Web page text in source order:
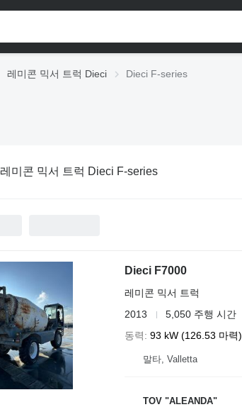
레미콘 믹서 트럭 Dieci Dieci F-series
레미콘 믹서 트럭 Dieci F-series
Dieci F7000
레미콘 믹서 트럭
2013
5,050 주행 시간
동력
93 kW (126.53 마력)
말타, Valletta
TOV "ALEANDA"